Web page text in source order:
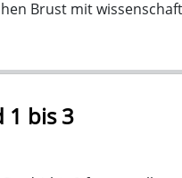
Brust mit
1 bis 3